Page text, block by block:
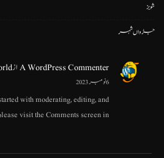
شوبز
جڑواں شہر
A WordPress Commenterاز
6 نومبر 2023
with moderating, editing, and
visit the Comments screen in…